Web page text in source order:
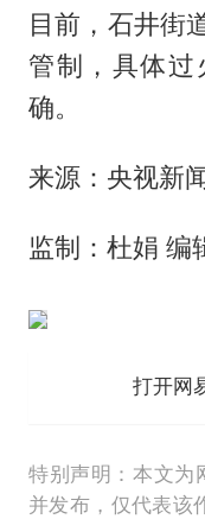
目前，石井街
管制，具体过
确。
来源：央视新
监制：杜娟 编
打开网
特别声明：本文为
并发布，仅代表该